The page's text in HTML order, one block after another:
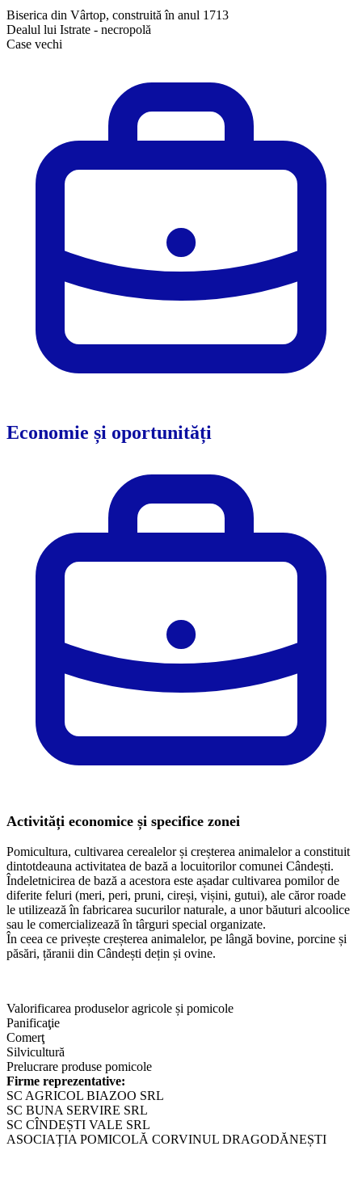
Biserica din Vârtop, construită în anul 1713
Dealul lui Istrate - necropolă
Case vechi
Economie și oportunități
Activități economice și specifice zonei
Pomicultura, cultivarea cerealelor și creșterea animalelor a constituit
dintotdeauna activitatea de bază a locuitorilor comunei Cândești.
Îndeletnicirea de bază a acestora este așadar cultivarea pomilor de
diferite feluri (meri, peri, pruni, cireși, vișini, gutui), ale căror roade
le utilizează în fabricarea sucurilor naturale, a unor băuturi alcoolice
sau le comercializează în târguri special organizate.
În ceea ce privește creșterea animalelor, pe lângă bovine, porcine și
păsări, țăranii din Cândești dețin și ovine.
Valorificarea produselor agricole și pomicole
Panificaţie
Comerţ
Silvicultură
Prelucrare produse pomicole
Firme reprezentative:
SC AGRICOL BIAZOO SRL
SC BUNA SERVIRE SRL
SC CÎNDEȘTI VALE SRL
ASOCIAȚIA POMICOLĂ CORVINUL DRAGODĂNEȘTI